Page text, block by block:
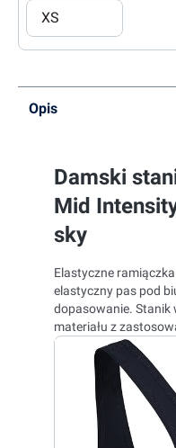
XS
Opis
Damski
Mid
sky
Elastyczne
elastyczny pas pod
dopasowanie. Stanik
materiału z